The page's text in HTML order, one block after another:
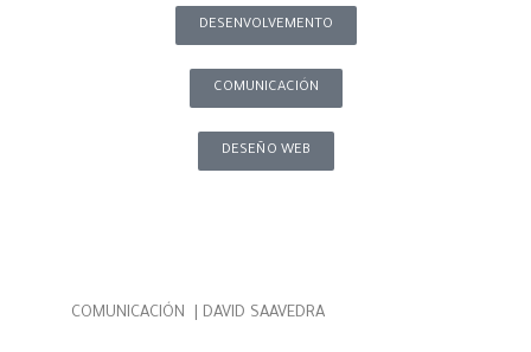
DESENVOLVEMENTO
COMUNICACIÓN
DESEÑO WEB
COMUNICACIÓN | DAVID SAAVEDRA